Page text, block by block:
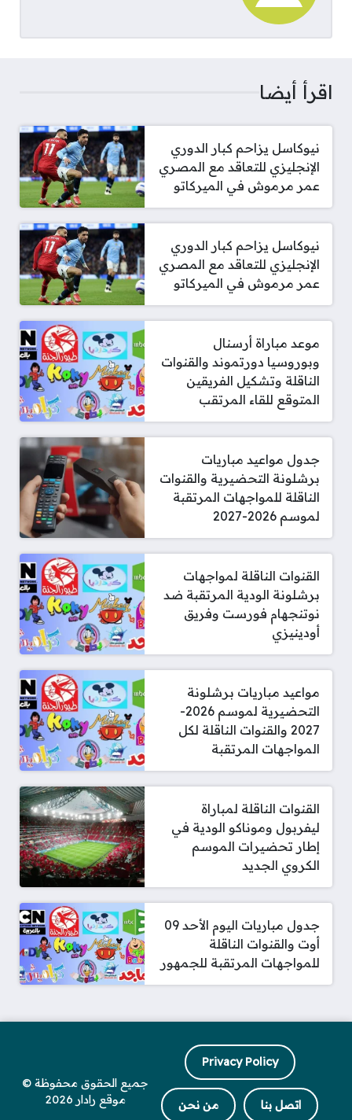
اقرأ أيضا
نيوكاسل يزاحم كبار الدوري
الإنجليزي للتعاقد مع المصري
عمر مرموش في الميركاتو
نيوكاسل يزاحم كبار الدوري
الإنجليزي للتعاقد مع المصري
عمر مرموش في الميركاتو
موعد مباراة أرسنال
وبوروسيا دورتموند والقنوات
الناقلة وتشكيل الفريقين
المتوقع للقاء المرتقب
جدول مواعيد مباريات
برشلونة التحضيرية والقنوات
الناقلة للمواجهات المرتقبة
لموسم 2026-2027
القنوات الناقلة لمواجهات
برشلونة الودية المرتقبة ضد
نوتنجهام فورست وفريق
أودينيزي
مواعيد مباريات برشلونة
التحضيرية لموسم 2026-
2027 والقنوات الناقلة لكل
المواجهات المرتقبة
القنوات الناقلة لمباراة
ليفربول وموناكو الودية في
إطار تحضيرات الموسم
الكروي الجديد
جدول مباريات اليوم الأحد 09
أوت والقنوات الناقلة
للمواجهات المرتقبة للجمهور
Privacy Policy
اتصل بنا من نحن
جميع الحقوق محفوظة ©
موقع رادار 2026